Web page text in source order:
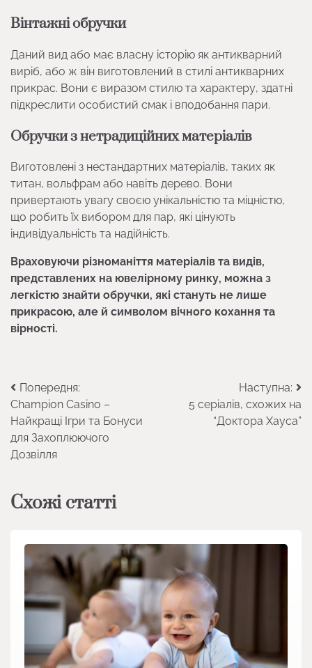
Вінтажні обручки
Даний вид або має власну історію як антикварний
виріб, або ж він виготовлений в стилі антикварних
прикрас. Вони є виразом стилю та характеру, здатні
підкреслити особистий смак і вподобання пари.
Обручки з нетрадиційних матеріалів
Виготовлені з нестандартних матеріалів, таких як
титан, вольфрам або навіть дерево. Вони
привертають увагу своєю унікальністю та міцністю,
що робить їх вибором для пар, які цінують
індивідуальність та надійність.
Враховуючи різноманіття матеріалів та видів,
представлених на ювелірному ринку, можна з
легкістю знайти обручки, які стануть не лише
прикрасою, але й символом вічного кохання та
вірності.
Навігація
записів
Попередня:
Champion Casino –
Найкращі Ігри та Бонуси
для Захоплюючого
Дозвілля
Наступна:
5 серіалів, схожих на
“Доктора Хауса”
Схожі статті